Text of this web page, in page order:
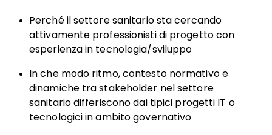
Perché il settore sanitario sta cercando
attivamente professionisti di progetto con
esperienza in tecnologia/sviluppo
In che modo ritmo, contesto normativo e
dinamiche tra stakeholder nel settore
sanitario differiscono dai tipici progetti IT o
tecnologici in ambito governativo